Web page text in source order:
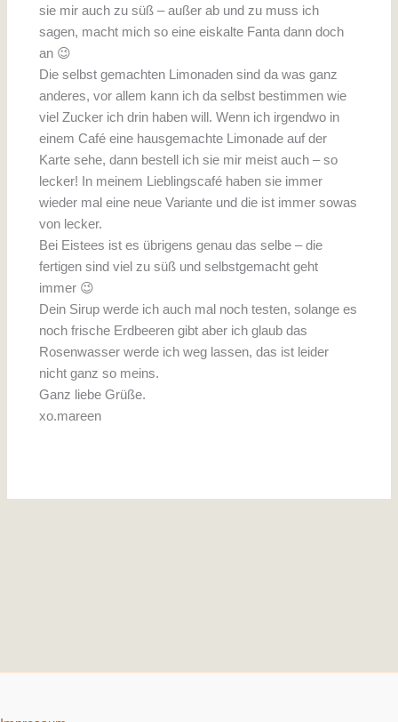
sie mir auch zu süß – außer ab und zu muss ich
sagen, macht mich so eine eiskalte Fanta dann doch
an 😉
Die selbst gemachten Limonaden sind da was ganz
anderes, vor allem kann ich da selbst bestimmen wie
viel Zucker ich drin haben will. Wenn ich irgendwo in
einem Café eine hausgemachte Limonade auf der
Karte sehe, dann bestell ich sie mir meist auch – so
lecker! In meinem Lieblingscafé haben sie immer
wieder mal eine neue Variante und die ist immer sowas
von lecker.
Bei Eistees ist es übrigens genau das selbe – die
fertigen sind viel zu süß und selbstgemacht geht
immer 😉
Dein Sirup werde ich auch mal noch testen, solange es
noch frische Erdbeeren gibt aber ich glaub das
Rosenwasser werde ich weg lassen, das ist leider
nicht ganz so meins.
Ganz liebe Grüße.
xo.mareen